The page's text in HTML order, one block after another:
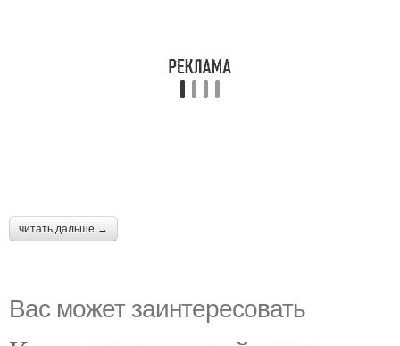
читать дальше →
Вас может заинтересовать